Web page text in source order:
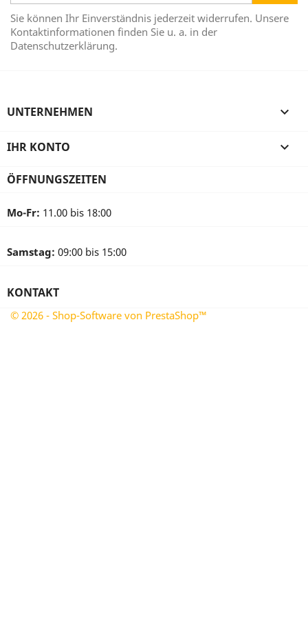
Sie können Ihr Einverständnis jederzeit widerrufen. Unsere
Kontaktinformationen finden Sie u. a. in der
Datenschutzerklärung.
UNTERNEHMEN 
IHR KONTO 
ÖFFNUNGSZEITEN
Mo-Fr: 11.00 bis 18:00
Samstag: 09:00 bis 15:00
KONTAKT
© 2026 - Shop-Software von PrestaShop™